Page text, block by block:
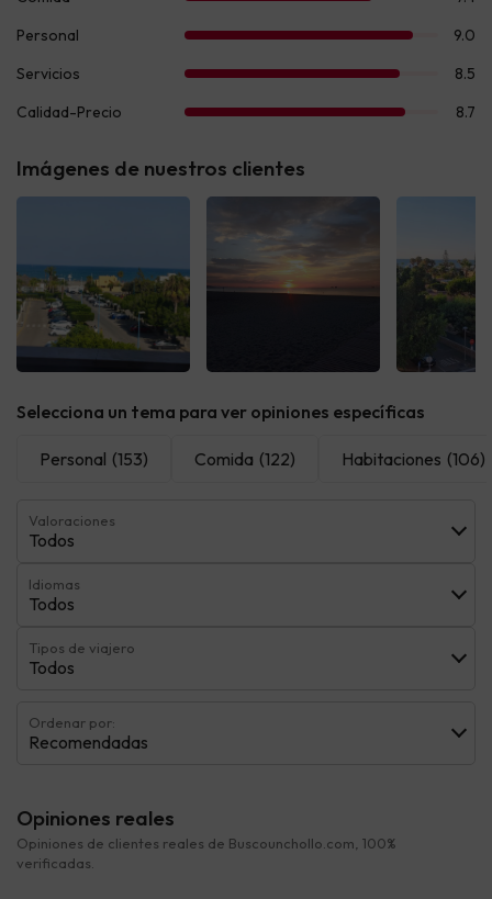
Imágenes de nuestros clientes
Selecciona un tema para ver opiniones específicas
Personal (153) Comida (122) Habitaciones (106)
Valoraciones
Todos
Idiomas
Todos
Tipos de viajero
Todos
Ordenar por:
Recomendadas
Opiniones reales
Opiniones de clientes reales de Buscounchollo.com, 100%
verificadas.